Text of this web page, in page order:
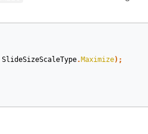
SlideSizeScaleType. Maximize);